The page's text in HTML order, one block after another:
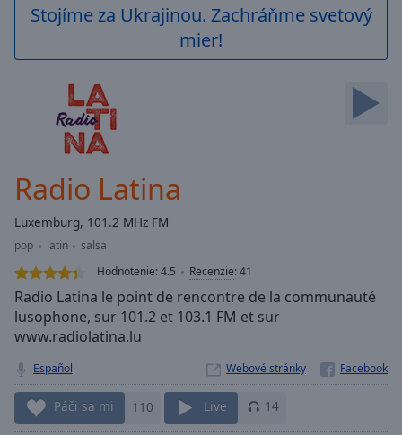
Play
Video
Skip
Loaded:
0.00%
Stream
Type LIVE
Seek to
live,
currently
live
LIVE
Remaining
Time-
Stojíme za Ukrajinou. Zachráňme svetový
mier!
Radio Latina
Luxemburg, 101.2 MHz FM
pop latin
salsa
Hodnotenie:4.5 Recenzie:41
Radio Latina le point de rencontre de la communauté
lusophone, sur 101.2 et 103.1 FM et sur
www.radiolatina.lu
Español Webové stránky
Páči sa mi 110 Live 14